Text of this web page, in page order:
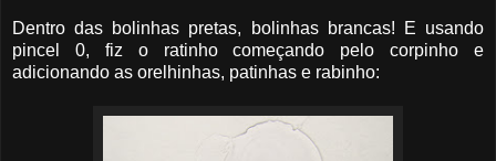
Dentro das bolinhas pretas, bolinhas brancas! E usando
pincel 0, fiz o ratinho começando pelo corpinho e
adicionando as orelhinhas, patinhas e rabinho: